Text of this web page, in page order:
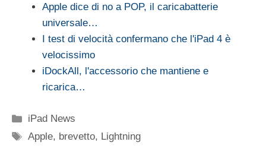
Apple dice di no a POP, il caricabatterie
universale…
I test di velocità confermano che l'iPad 4 è
velocissimo
iDockAll, l'accessorio che mantiene e
ricarica…
Categorie
iPad News
Tag
Apple, brevetto, Lightning